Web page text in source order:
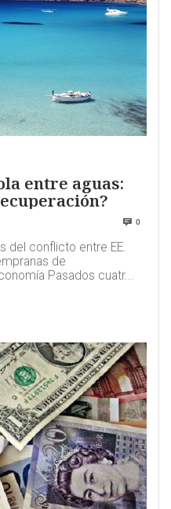
entre aguas:
0
del conflicto entre EE.
de
Pasados cuatr...